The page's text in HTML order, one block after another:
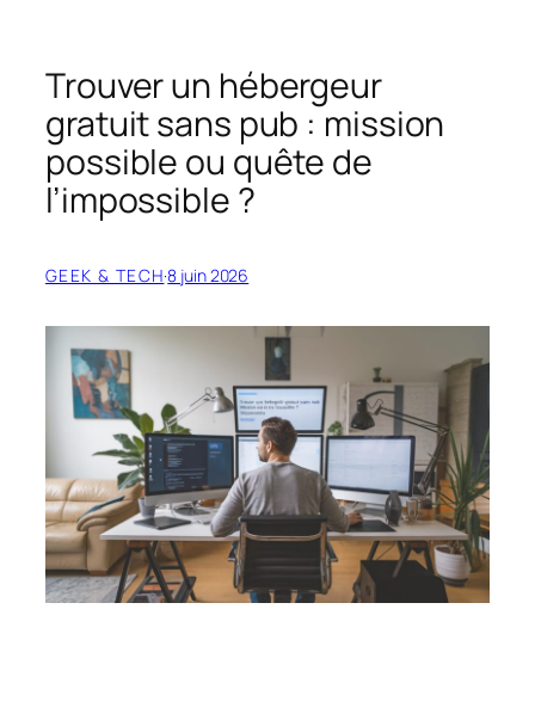
Trouver un hébergeur
gratuit sans pub : mission
possible ou quête de
l’impossible ?
GEEK & TECH·8 juin 2026